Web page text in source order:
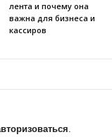
лента и почему она
важна для бизнеса и
кассиров
.